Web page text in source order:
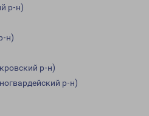
р-н)
н)
р-н)
р-н)